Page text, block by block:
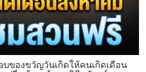
ณ
แรม
เรดิ
ชาโต
ของขวัญวันเกิดให้คนเกิดเดือน